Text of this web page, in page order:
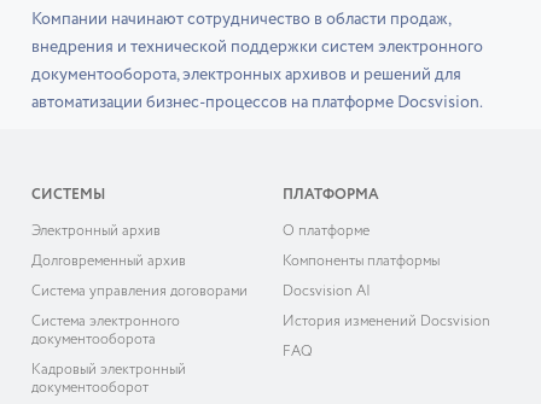
Компании начинают сотрудничество в области продаж,
внедрения и технической поддержки систем электронного
документооборота, электронных архивов и решений для
автоматизации бизнес-процессов на платформе Docsvision.
СИСТЕМЫ
Электронный архив
Долговременный архив
Система управления договорами
Система электронного
документооборота
Кадровый электронный
документооборот
ПЛАТФОРМА
О платформе
Компоненты платформы
Docsvision AI
История изменений Docsvision
FAQ